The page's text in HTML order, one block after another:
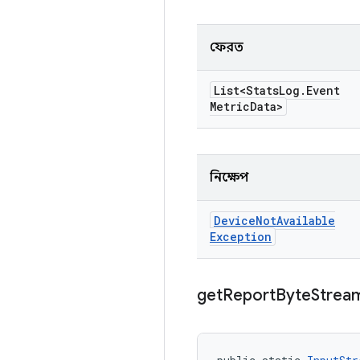
ফেরত
List<StatsLog . Event
MetricData>
নিক্ষেপ
DeviceNotAvailable
Exception
getReportByte